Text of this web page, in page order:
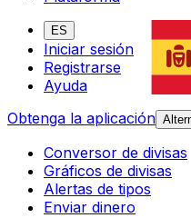
ES
Iniciar sesión
Registrarse
Ayuda
Obtenga la aplicación
Conversor de divisas
Gráficos de divisas
Alertas de tipos
Enviar dinero